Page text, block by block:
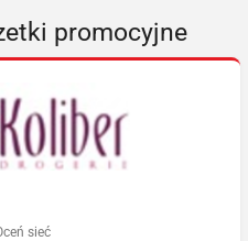
promocyjne
sieć